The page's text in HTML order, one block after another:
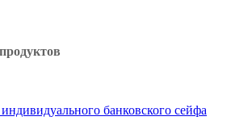
банковского сейфа